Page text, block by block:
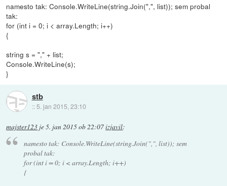
namesto tak: Console.WriteLine(string.Join(",", list)); sem probal
tak:
for (int i = 0; i < array.Length; i++)
{
string s = "," + list;
Console.WriteLine(s);
}
stb
:: 5. jan 2015, 23:10
majster123 je5. jan 2015 ob 22:07izjavil:
namesto tak: Console.WriteLine(string.Join(",", list)); sem
probal tak:
for (int i = 0; i < array.Length; i++)
{